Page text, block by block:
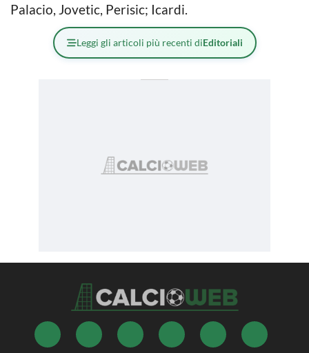
Palacio, Jovetic, Perisic; Icardi.
Leggi gli articoli più recenti diEditoriali